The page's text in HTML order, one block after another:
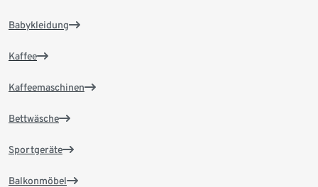
Babykleidung
Kaffee
Kaffeemaschinen
Bettwäsche
Sportgeräte
Balkonmöbel